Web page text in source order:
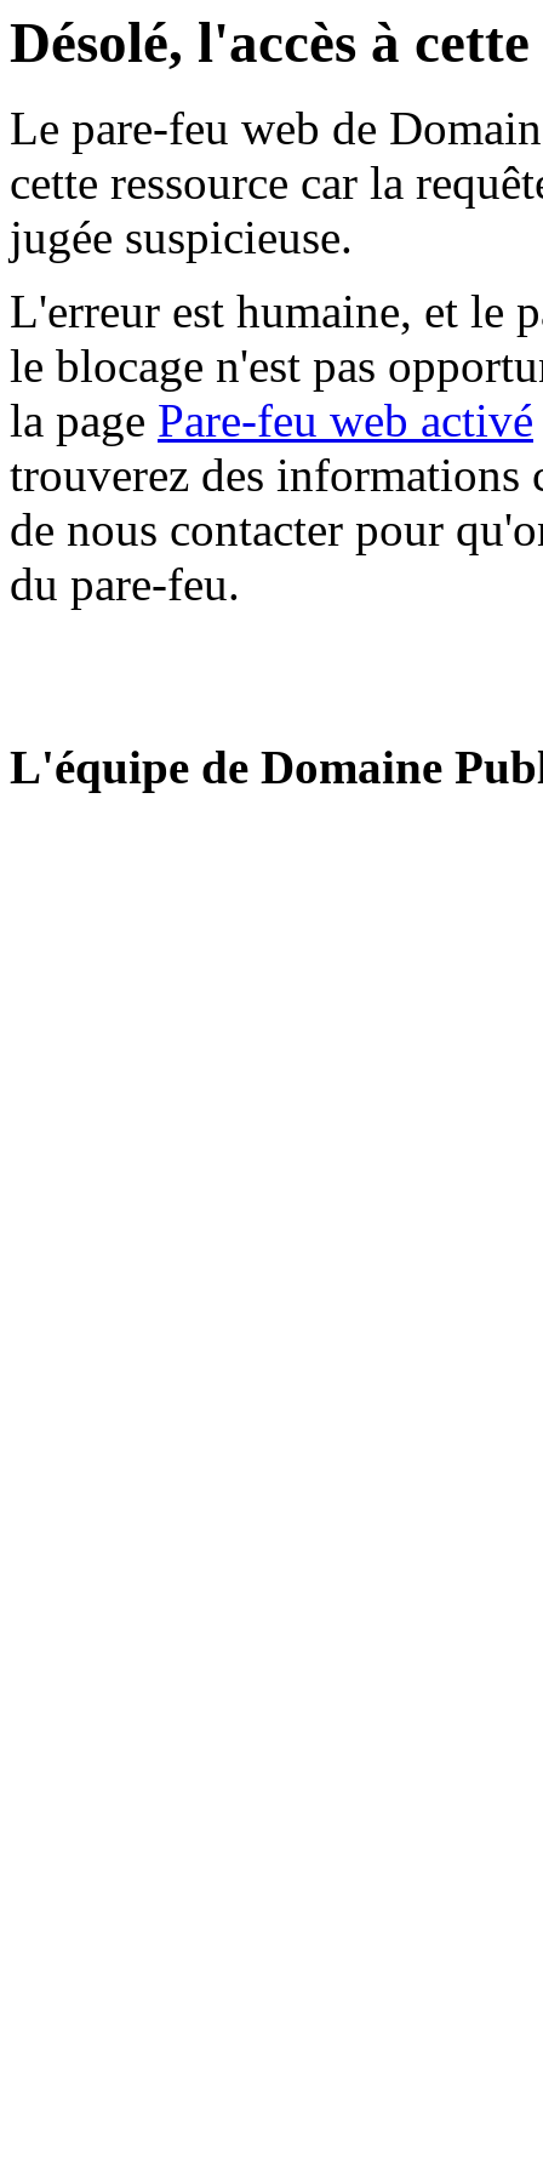
Désolé, l'accès à
Le pare-feu web de
cette ressource car la
jugée suspicieuse.
L'erreur est humaine, et le
le blocage n'est pas
la page Pare-feu web activé
trouverez des informations
de nous contacter pour
du pare-feu.
L'équipe de Domaine